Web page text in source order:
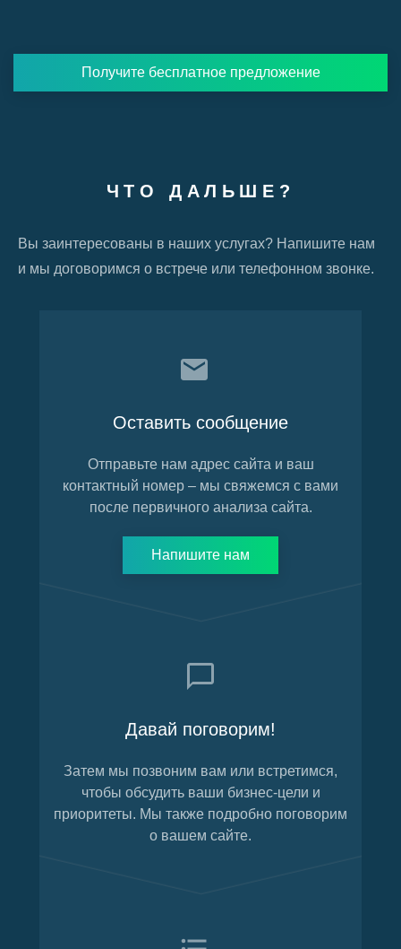
Получите бесплатное предложение
ЧТО ДАЛЬШЕ?
Вы заинтересованы в наших услугах? Напишите нам
и мы договоримся о встрече или телефонном звонке.
Оставить сообщение
Отправьте нам адрес сайта и ваш
контактный номер – мы свяжемся с вами
после первичного анализа сайта.
Напишите нам
Давай поговорим!
Затем мы позвоним вам или встретимся,
чтобы обсудить ваши бизнес-цели и
приоритеты. Мы также подробно поговорим
о вашем сайте.